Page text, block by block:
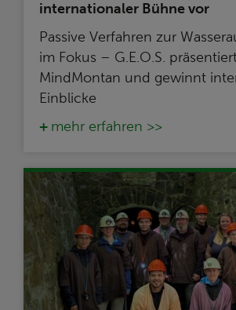
internationaler Bühne vor
Passive Verfahren zur
im Fokus – G.E.O.S.
MindMontan und gewinnt
Einblicke
mehr erfahren >>